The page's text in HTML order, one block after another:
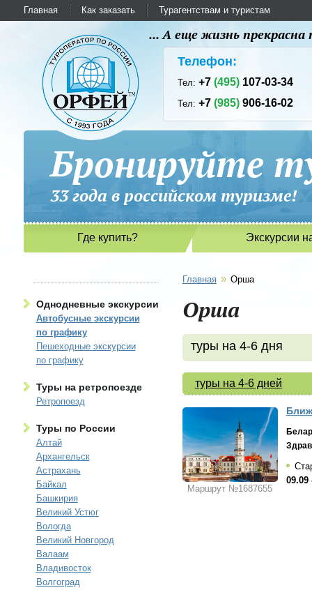
Главная Как заказать Турагентствам и туристам
... А еще жизнь
Телефон:
Тел:+7(495) 107-03-34
Тел:+7(985) 906-16-02
Бронируйте
33 года в российском
Где купить? Экскурсии
Однодневные экскурсии
Автобусные экскурсии
по графику
Пешеходные экскурсии
по графику
Туры на ретропоезде
Ретропоезд
Туры по России
Алтай
Архангельск
Астрахань
Байкал
Башкирия
Великий Устюг
Вологда
Великий Новгород
Валаам
Владивосток
Волгоград
Главная » Орша
Орша
туры на 4-6 дня
туры на 4-6 дней
Маршрут №1687655
09.09